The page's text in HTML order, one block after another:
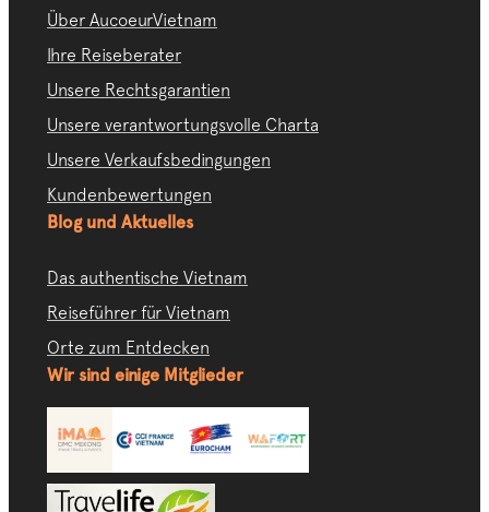
Über AucoeurVietnam
Ihre Reiseberater
Unsere Rechtsgarantien
Unsere verantwortungsvolle Charta
Unsere Verkaufsbedingungen
Kundenbewertungen
Blog und Aktuelles
Das authentische Vietnam
Reiseführer für Vietnam
Orte zum Entdecken
Wir sind einige Mitglieder